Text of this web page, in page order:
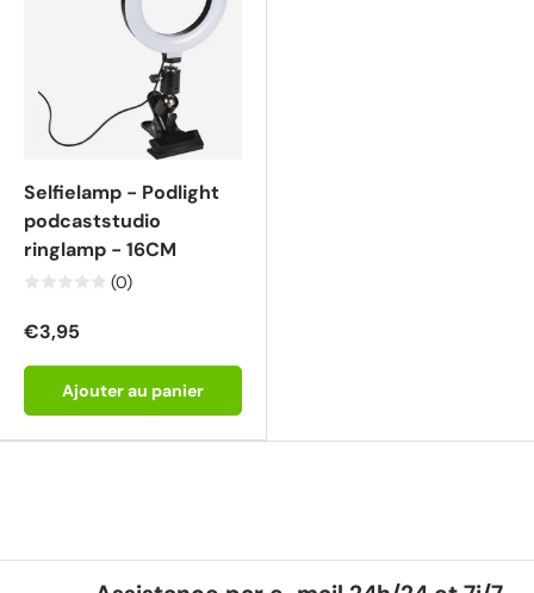
Selfielamp - Podlight
podcaststudio
ringlamp - 16CM
(0)
€3,95
Ajouter au panier